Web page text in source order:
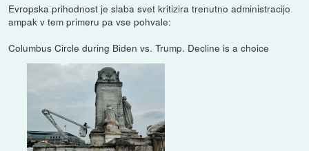
Evropska prihodnost je slaba svet kritizira trenutno administracijo
ampak v tem primeru pa vse pohvale:
Columbus Circle during Biden vs. Trump. Decline is a choice